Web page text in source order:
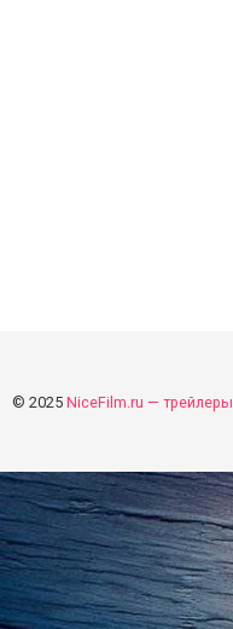
© 2025 NiceFilm.ru —